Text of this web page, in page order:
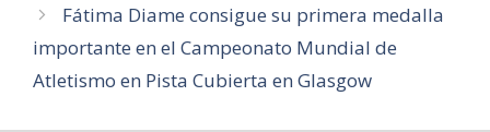
Fátima Diame consigue su primera medalla
importante en el Campeonato Mundial de
Atletismo en Pista Cubierta en Glasgow